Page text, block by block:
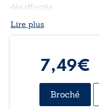
désaffectée.
Lire plus
7,49€
Broché